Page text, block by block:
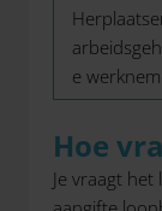
e
Hoe
Je vraagt